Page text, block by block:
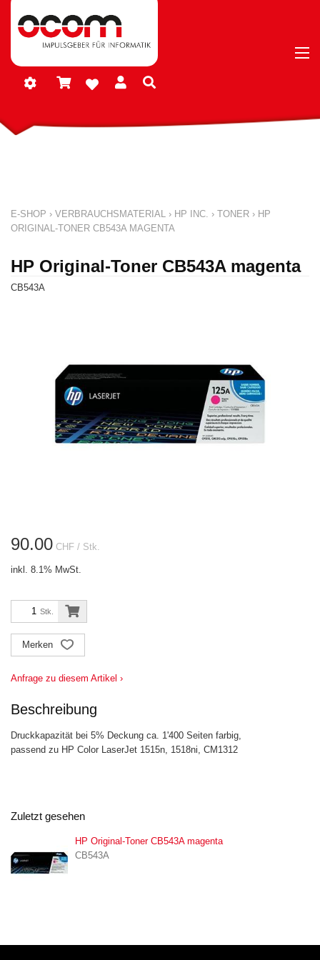
E-SHOP › VERBRAUCHSMATERIAL › HP INC. › TONER › HP
ORIGINAL-TONER CB543A MAGENTA
HP Original-Toner CB543A magenta
CB543A
90.00 CHF / Stk.
inkl. 8.1% MwSt.
Stk.
Merken
Anfrage zu diesem Artikel ›
Beschreibung
Druckkapazität bei 5% Deckung ca. 1'400 Seiten farbig,
passend zu HP Color LaserJet 1515n, 1518ni, CM1312
Zuletzt gesehen
HP Original-Toner CB543A magenta
CB543A